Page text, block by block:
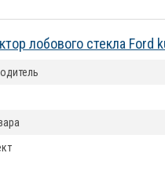
лобового стекла Ford